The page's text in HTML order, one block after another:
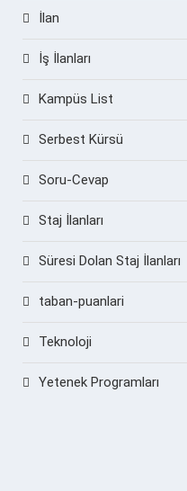
İlan
İş İlanları
Kampüs List
Serbest Kürsü
Soru-Cevap
Staj İlanları
Süresi Dolan Staj İlanları
taban-puanlari
Teknoloji
Yetenek Programları